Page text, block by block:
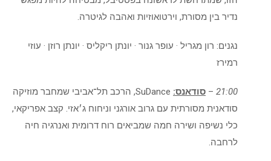
נדיר בין מסורת, וירטואוזיות ואהבה לגיטרה.
נגנים: רון מגריל · עופר גנור · יונתן ריקליס · יונתן רוזן · עוזי
רמירז
21:00
– סודאנס:
SuDance, הרכב תל־אביבי שמחבר מוזיקה
סודאנית מסורתית עם גרוב אורגני וניחוח ג׳אזי. קצב אפריקאי,
כלי נשיפה ושירה חמה שמביאים רוח דרומית ואנרגיה חיה
לרחבה.